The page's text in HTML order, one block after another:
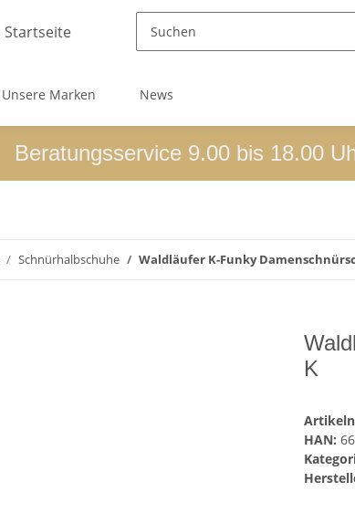
Unsere Marken News
Beratungsservice 9.00 bis 18.00
Schnürhalbschuhe Waldläufer K-Funky
K
HAN: